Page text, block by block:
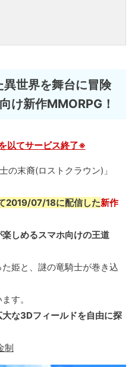
世界を舞台に冒険
け新作MMORPG！
てサービス終了※
の末裔(ロストクラウン)」
2019/07/18に配信した新作
しめるスマホ向けの王道
姫と、謎の竜騎士が巻き込
す。
な3Dフィールドを自由に探
制